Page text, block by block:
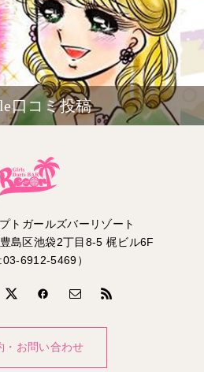
口コミ投稿
トガールズバーリゾート
島区池袋2丁目8-5 梶ビル6F
6912-5469）
・お問い合わせ